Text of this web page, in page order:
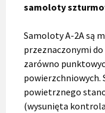
samoloty
Samoloty A-2A są
przeznaczonymi
zarówno
powierzchniowych.
powietrznego
(wysunięta